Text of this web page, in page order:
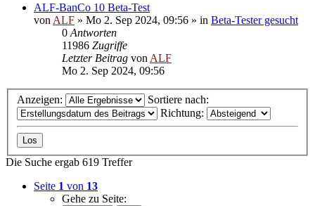
ALF-BanCo 10 Beta-Test
von ALF » Mo 2. Sep 2024, 09:56 » in Beta-Tester gesucht
0 Antworten
11986 Zugriffe
Letzter Beitrag von ALF
Mo 2. Sep 2024, 09:56
Anzeigen:
Sortiere nach:
Richtung:
Die Suche ergab 619 Treffer
Seite 1 von 13
Gehe zu Seite: